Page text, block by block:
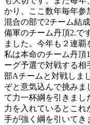
かり、ここ数年毎年参
混合の部で2チーム結
備軍のチーム丹頂2.で
ました。今年も２連
私は本命のチーム丹頂
ーグ予選で対戦する相
部Aチームと対戦しま
ぞと意気込んで挑み
て力一杯綱を引きまし
力を入れているとこれ
手が強く綱を引いてき